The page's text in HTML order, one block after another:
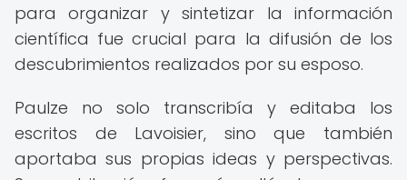
para organizar y sintetizar la información
científica fue crucial para la difusión de los
descubrimientos realizados por su esposo.
Paulze no solo transcribía y editaba los
escritos de Lavoisier, sino que también
aportaba sus propias ideas y perspectivas.